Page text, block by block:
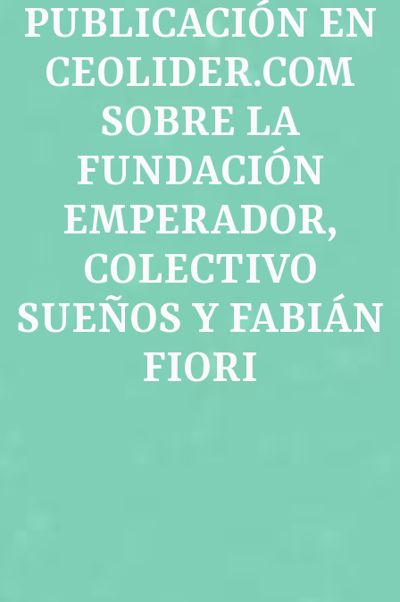
PUBLICACIÓN EN
CEOLIDER.COM
SOBRE LA
FUNDACIÓN
EMPERADOR,
COLECTIVO
SUEÑOS Y FABIÁN
FIORI